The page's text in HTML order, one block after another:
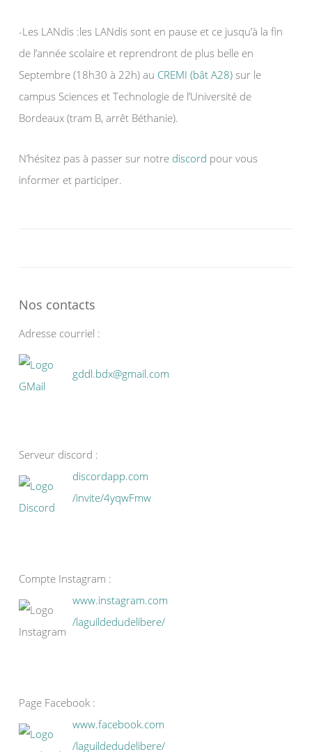
-Les LANdis :les LANdis sont en pause et ce jusqu’à la fin
de l’année scolaire et reprendront de plus belle en
Septembre (18h30 à 22h) au CREMI (bât A28) sur le
campus Sciences et Technologie de l’Université de
Bordeaux (tram B, arrêt Béthanie).
N’hésitez pas à passer sur notre discord pour vous
informer et participer.
Nos contacts
Adresse courriel :
gddl.bdx@gmail.com
Serveur discord :
discordapp.com
/invite/4yqwFmw
Compte Instagram :
www.instagram.com
/laguildedudelibere/
Page Facebook :
www.facebook.com
/laguildedudelibere/